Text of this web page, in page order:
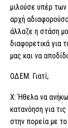
μιλούσε υπέρ
αρχή
άλλαζε η στάση
διαφορετικά για
μας και να
ΟΔΕΜ: Γιατί;
Χ: Ήθελα να
κατανόηση για
στην πορεία με